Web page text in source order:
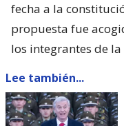
fecha a la
propuesta fue
los integrantes de la
Lee también...